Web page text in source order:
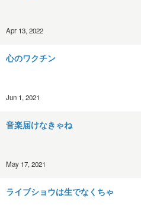
Apr 13, 2022
心のワクチン
Jun 1, 2021
音楽届けなきゃね
May 17, 2021
ライブショウは生でなくちゃ